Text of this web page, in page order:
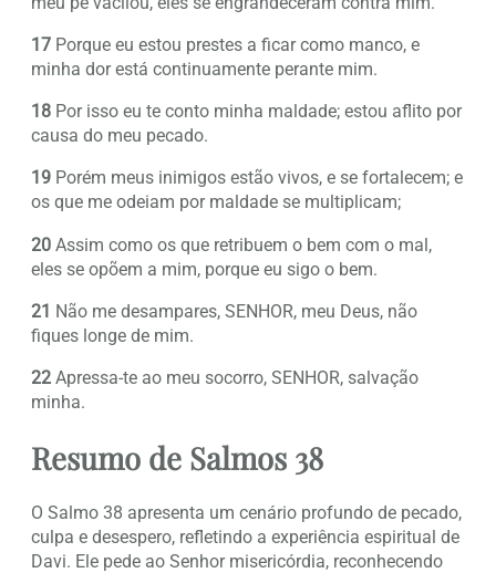
17 Porque eu estou prestes a ficar como manco, e
minha dor está continuamente perante mim.
18 Por isso eu te conto minha maldade; estou aflito por
causa do meu pecado.
19 Porém meus inimigos estão vivos, e se fortalecem; e
os que me odeiam por maldade se multiplicam;
20 Assim como os que retribuem o bem com o mal,
eles se opõem a mim, porque eu sigo o bem.
21 Não me desampares, SENHOR, meu Deus, não
fiques longe de mim.
22 Apressa-te ao meu socorro, SENHOR, salvação
minha.
Resumo de Salmos 38
O Salmo 38 apresenta um cenário profundo de pecado,
culpa e desespero, refletindo a experiência espiritual de
Davi. Ele pede ao Senhor misericórdia, reconhecendo